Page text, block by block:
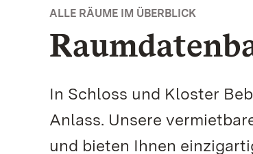
ALLE RÄUME IM ÜBERBLICK
In Schloss und Kloster
Anlass. Unsere
und bieten Ihnen